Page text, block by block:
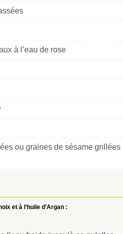
à l’eau de rose
ou graines de sésame grillées
et à l’huile d’Argan :